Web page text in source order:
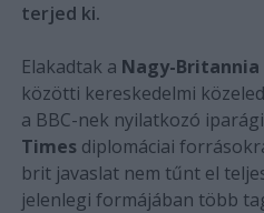
terjed ki.
Elakadtak a Nagy-Britannia
közötti kereskedelmi
a BBC-nek nyilatkozó
Timesdiplomáciai
brit javaslat nem tűnt el
jelenlegi formájában több